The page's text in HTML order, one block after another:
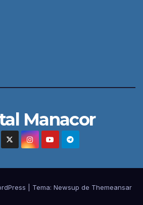
Manacor
Tema: Newsup de Themeansar